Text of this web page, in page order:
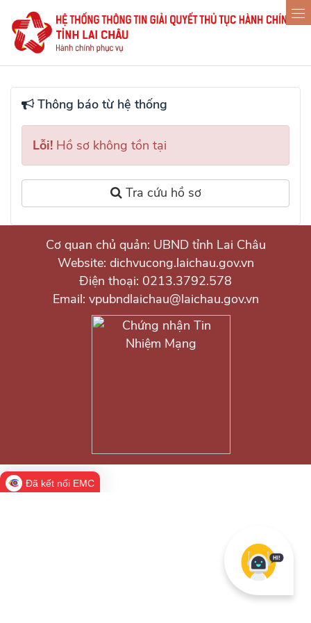
Thông báo từ hệ thống
Lỗi! Hồ sơ không tồn tại
Tra cứu hồ sơ
Cơ quan chủ quản: UBND tỉnh Lai Châu
Website: dichvucong.laichau.gov.vn
Điện thoại: 0213.3792.578
Email: vpubndlaichau@laichau.gov.vn
Đã kết nối EMC